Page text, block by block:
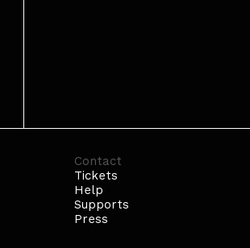
Contact
Tickets
Help
Supports
Press